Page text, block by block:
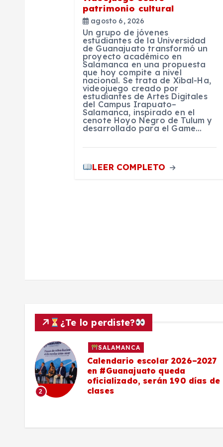
patrimonio cultural
agosto 6, 2026
Un grupo de jóvenes
estudiantes de la Universidad
de Guanajuato transformó un
proyecto académico en
Salamanca en una propuesta
que hoy compite a nivel
nacional. Se trata de Xibal-Ha,
videojuego creado por
estudiantes de Artes Digitales
del Campus Irapuato–
Salamanca, inspirado en el
cenote Hoyo Negro de Tulum y
desarrollado para el Game…
LEER COMPLETO
¿Te lo perdiste?
2
SALAMANCA
Calendario escolar 2026–2027
en #Guanajuato queda
oficializado, serán 190 días de
clases